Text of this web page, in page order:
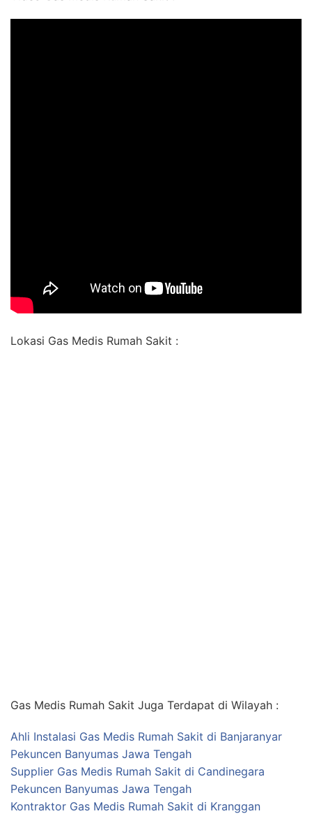
Lokasi Gas Medis Rumah Sakit :
Gas Medis Rumah Sakit Juga Terdapat di Wilayah :
Ahli Instalasi Gas Medis Rumah Sakit di Banjaranyar
Pekuncen Banyumas Jawa Tengah
Supplier Gas Medis Rumah Sakit di Candinegara
Pekuncen Banyumas Jawa Tengah
Kontraktor Gas Medis Rumah Sakit di Kranggan